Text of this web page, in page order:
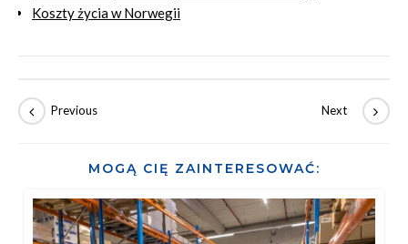
Koszty życia w Norwegii
MOGĄ CIĘ ZAINTERESOWAĆ: